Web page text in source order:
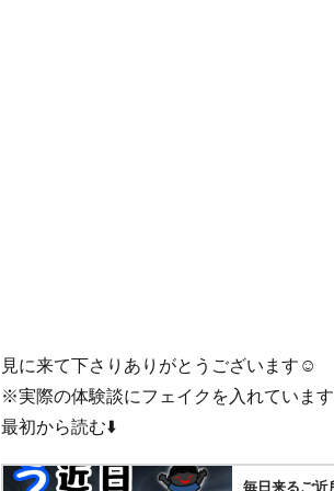
見に来て下さりありがとうございます☺️
※実際の体験談にフェイクを入れていま
最初から読む⬇️